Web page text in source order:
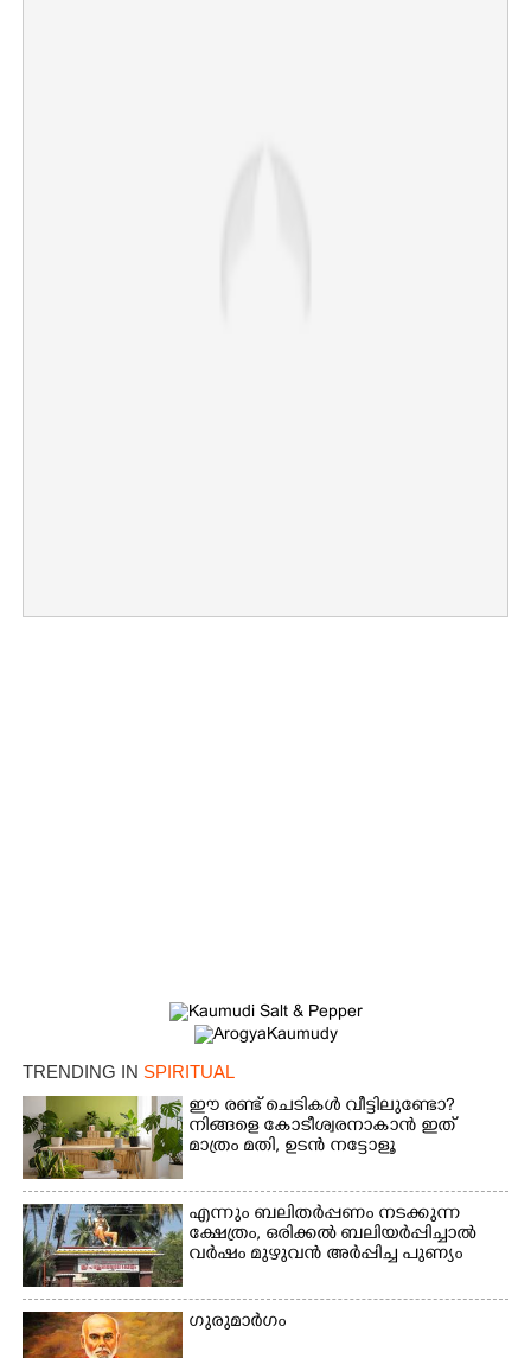
TRENDING IN SPIRITUAL
ഈ രണ്ട് ചെടികൾ വീട്ടിലുണ്ടോ?​
നിങ്ങളെ കോടീശ്വരനാകാൻ ഇത്
മാത്രം മതി,​ ഉടൻ നട്ടോളൂ
എന്നും ബലിതർപ്പണം നടക്കുന്ന
ക്ഷേത്രം,​ ഒരിക്കൽ ബലിയർപ്പിച്ചാൽ
വർഷം മുഴുവൻ അർപ്പിച്ച പുണ്യം
ഗുരുമാ‌ർഗം